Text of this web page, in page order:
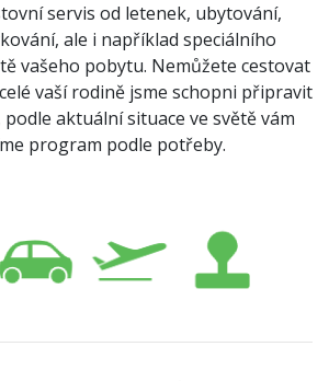
servis od letenek, ubytování,
ale i například speciálního
vašeho pobytu. Nemůžete cestovat
vaší rodině jsme schopni připravit
aktuální situace ve světě vám
program podle potřeby.